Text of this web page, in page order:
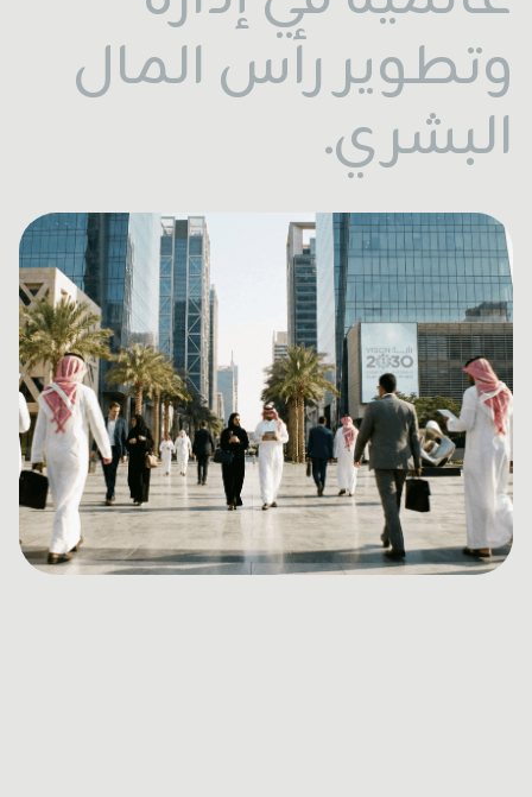
وتطوير رأس المال
البشري.